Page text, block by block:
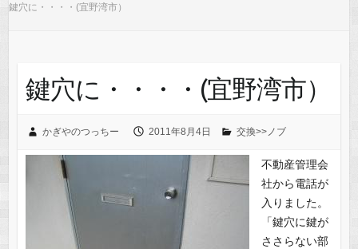
鍵穴に・・・・(宜野湾市）
鍵穴に・・・・(宜野湾市）
かぎやのつっちー 2011年8月4日 交換>>ノブ
不動産管理会
社から電話が
入りました。
「鍵穴に鍵が
ささらない部